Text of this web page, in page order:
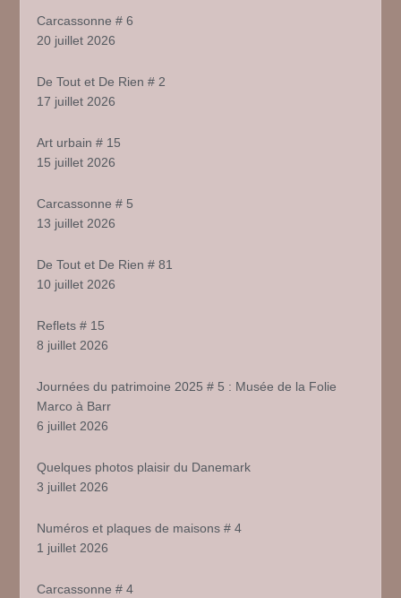
Carcassonne # 6
20 juillet 2026
De Tout et De Rien # 2
17 juillet 2026
Art urbain # 15
15 juillet 2026
Carcassonne # 5
13 juillet 2026
De Tout et De Rien # 81
10 juillet 2026
Reflets # 15
8 juillet 2026
Journées du patrimoine 2025 # 5 : Musée de la Folie
Marco à Barr
6 juillet 2026
Quelques photos plaisir du Danemark
3 juillet 2026
Numéros et plaques de maisons # 4
1 juillet 2026
Carcassonne # 4